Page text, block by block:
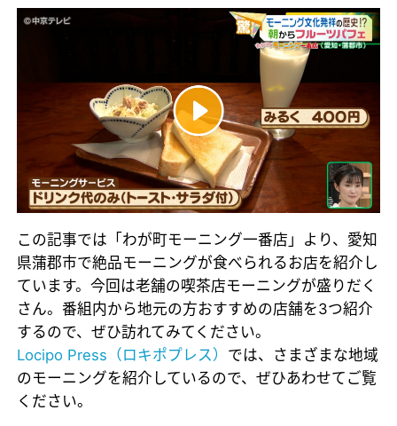
この記事では「わが町モーニング一番店」より、愛知
県蒲郡市で絶品モーニングが食べられるお店を紹介し
ています。今回は老舗の喫茶店モーニングが盛りだく
さん。番組内から地元の方おすすめの店舗を3つ紹介
するので、ぜひ訪れてみてください。
Locipo Press（ロキポプレス） では、さまざまな地域
のモーニングを紹介しているので、ぜひあわせてご覧
ください。